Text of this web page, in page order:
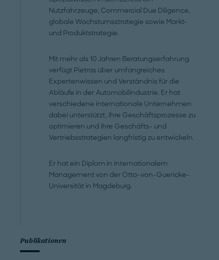
Nutzfahrzeuge, Commercial Due Diligence,
globale Wachstumsstrategie sowie Markt-
und Produktstrategie.
Mit mehr als 10 Jahren Beratungserfahrung
verfügt Pietras über umfangreiches
Expertenwissen und Verständnis für die
Abläufe in der Automobilindustrie. Er hat
verschiedene internationale Unternehmen
dabei unterstützt, ihre Geschäftsprozesse zu
optimieren und ihre Geschäfts- und
Vertriebsstrategien langfristig zu entwickeln.
Er hat ein Diplom in Internationalem
Management von der Otto-von-Guericke-
Universität in Magdeburg.
Publikationen